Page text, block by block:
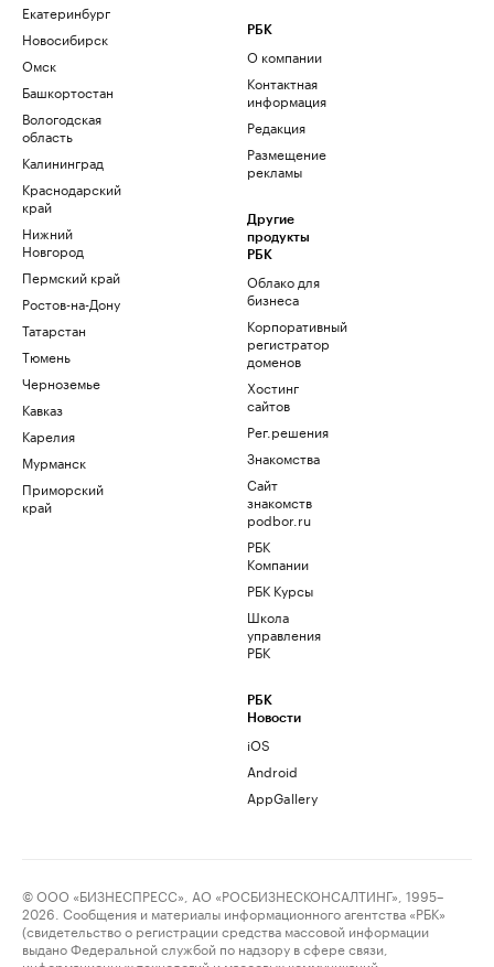
Екатеринбург
Новосибирск
Омск
Башкортостан
Вологодская
область
Калининград
Краснодарский
край
Нижний
Новгород
Пермский край
Ростов-на-Дону
Татарстан
Тюмень
Черноземье
Кавказ
Карелия
Мурманск
Приморский
край
РБК
О компании
Контактная
информация
Редакция
Размещение
рекламы
Другие
продукты
РБК
Облако для
бизнеса
Корпоративный
регистратор
доменов
Хостинг
сайтов
Рег.решения
Знакомства
Сайт
знакомств
podbor.ru
РБК
Компании
РБК Курсы
Школа
управления
РБК
РБК
Новости
iOS
Android
AppGallery
© ООО «БИЗНЕСПРЕСС», АО «РОСБИЗНЕСКОНСАЛТИНГ», 1995–
2026. Сообщения и материалы информационного агентства «РБК»
(свидетельство о регистрации средства массовой информации
выдано Федеральной службой по надзору в сфере связи,